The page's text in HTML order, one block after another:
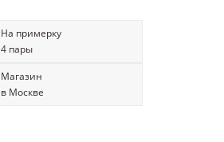
На примерку
4 пары
Магазин
в Москве